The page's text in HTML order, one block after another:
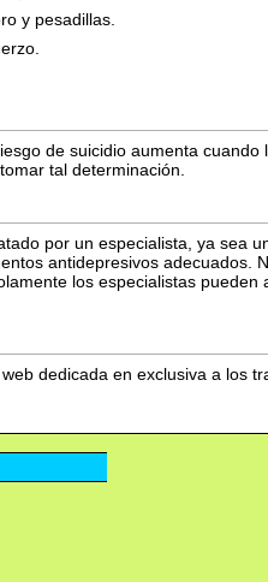
y pesadillas.
de suicidio aumenta cuando
tal determinación.
por un especialista, ya sea
antidepresivos adecuados.
los especialistas pueden
dedicada en exclusiva a los